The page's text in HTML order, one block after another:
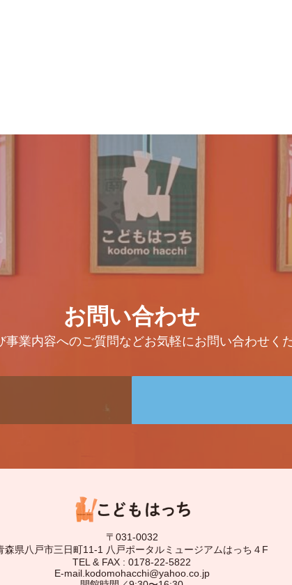
お問い合わせ
事業内容へのご質問などお気軽にお問い合わせく
〒031-0032
森県八戸市三日町11-1 八戸ポータルミュージアムはっち４F
TEL & FAX : 0178-22-5822
E-mail.kodomohacchi@yahoo.co.jp